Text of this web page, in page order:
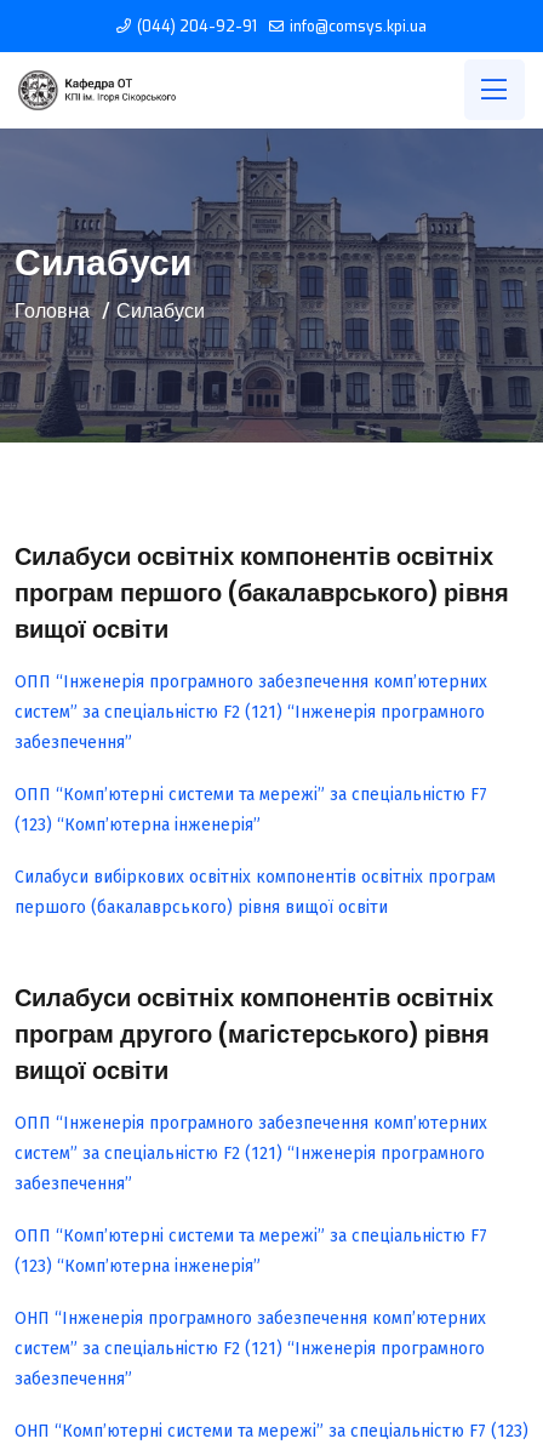
(044) 204-92-91 info@comsys.kpi.ua
Силабуси
Головна Силабуси
Силабуси освітніх компонентів освітніх
програм першого (бакалаврського) рівня
вищої освіти
ОПП “Інженерія програмного забезпечення комп’ютерних
систем” за спеціальністю F2 (121) “Інженерія програмного
забезпечення”
ОПП “Комп’ютерні системи та мережі” за спеціальністю F7
(123) “Комп’ютерна інженерія”
Силабуси вибіркових освітніх компонентів освітніх програм
першого (бакалаврського) рівня вищої освіти
Силабуси освітніх компонентів освітніх
програм другого (магістерського) рівня
вищої освіти
ОПП “Інженерія програмного забезпечення комп’ютерних
систем” за спеціальністю F2 (121) “Інженерія програмного
забезпечення”
ОПП “Комп’ютерні системи та мережі” за спеціальністю F7
(123) “Комп’ютерна інженерія”
ОНП “Інженерія програмного забезпечення комп’ютерних
систем” за спеціальністю F2 (121) “Інженерія програмного
забезпечення”
ОНП “Комп’ютерні системи та мережі” за спеціальністю F7 (123)